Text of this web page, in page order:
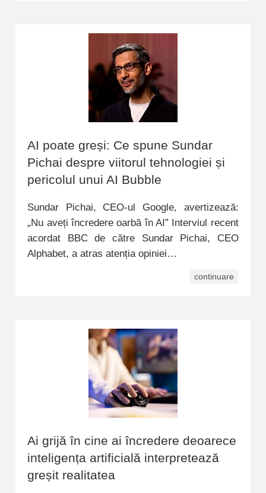
AI poate greși: Ce spune Sundar
Pichai despre viitorul tehnologiei și
pericolul unui AI Bubble
Sundar Pichai, CEO-ul Google, avertizează:
„Nu aveți încredere oarbă în AI” Interviul recent
acordat BBC de către Sundar Pichai, CEO
Alphabet, a atras atenția opiniei…
continuare
Ai grijă în cine ai încredere deoarece
inteligența artificială interpretează
greșit realitatea